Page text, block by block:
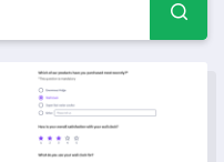
знаків зодіаку
Шаблон оцінки